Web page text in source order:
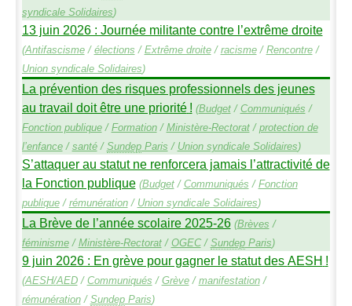
syndicale Solidaires)
13 juin 2026 : Journée militante contre l’extrême droite
(Antifascisme/ élections / Extrême droite/ racisme/ Rencontre/
Union syndicale Solidaires)
La prévention des risques professionnels des jeunes
au travail doit être une priorité ! (Budget/ Communiqués /
Fonction publique/ Formation/ Ministère-Rectorat/ protection de
l’enfance/ santé/ SundepParis / Union syndicale Solidaires)
S’attaquer au statut ne renforcera jamais l’attractivité de
la Fonction publique (Budget/ Communiqués / Fonction
publique/ rémunération/ Union syndicale Solidaires)
La Brève de l’année scolaire 2025-26 (Brèves /
féminisme/ Ministère-Rectorat/ OGEC/ SundepParis)
9 juin 2026 : En grève pour gagner le statut des AESH !
(AESH/AED/ Communiqués / Grève/ manifestation/
rémunération/ SundepParis)